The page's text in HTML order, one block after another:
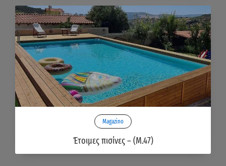
Magazino
Έτοιμες πισίνες – (M.47)